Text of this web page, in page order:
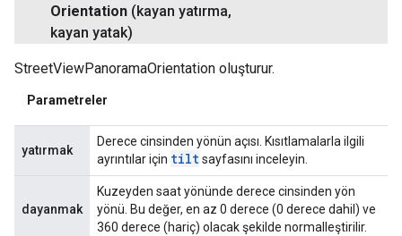
Orientation (kayan yatırma,
kayan yatak)
StreetViewPanoramaOrientation oluşturur.
Parametreler
yatırmak
Derece cinsinden yönün açısı. Kısıtlamalarla ilgili
ayrıntılar için tiltsayfasını inceleyin.
dayanmak
Kuzeyden saat yönünde derece cinsinden yön
yönü. Bu değer, en az 0 derece (0 derece dahil) ve
360 derece (hariç) olacak şekilde normalleştirilir.